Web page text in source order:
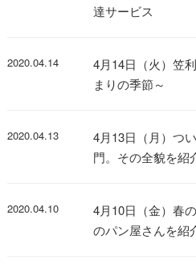
達サービス
2020.04.14
4月14日（火）笠
まりの季節～
2020.04.13
4月13日（月）つ
門。その全貌を紹
2020.04.10
4月10日（金）春
のパン屋さんを紹